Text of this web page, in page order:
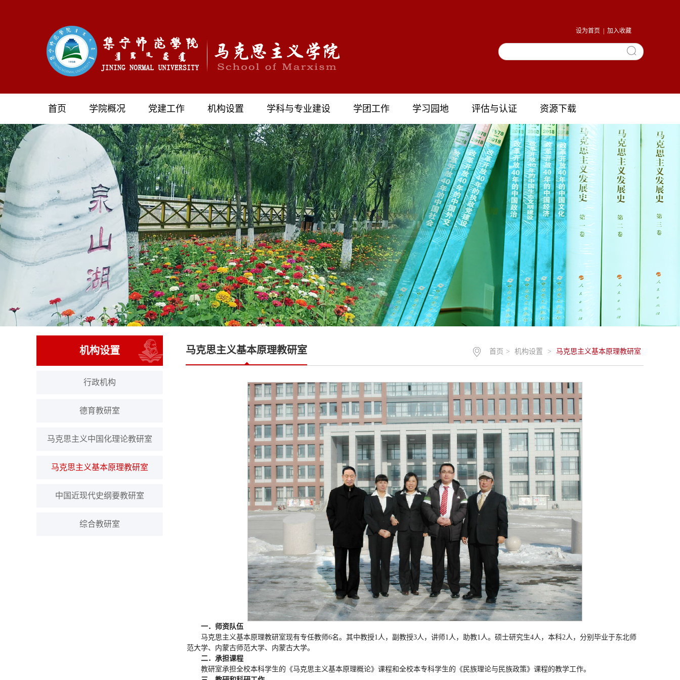
设为首页 加入收藏
首页 学院概况 党建工作 机构设置 学科与专业建设 学团工作 学习园地 评估与认证 资源下载
机构设置 马克思主义基本原理教研室 首页 > 机构设置 > 马克思主义基本原理教研室
行政机构
德育教研室
马克思主义中国化理论教研室
马克思主义基本原理教研室
中国近现代史纲要教研室
综合教研室
一．师资队伍
马克思主义基本原理教研室现有专任教师6名。其中教授1人，副教授3人，讲师1人，助教1人。硕士研究生4人，本科2人，分别毕业于东北师
范大学、内蒙古师范大学、内蒙古大学。
二．承担课程
教研室承担全校本科学生的《马克思主义基本原理概论》课程和全校本专科学生的《民族理论与民族政策》课程的教学工作。